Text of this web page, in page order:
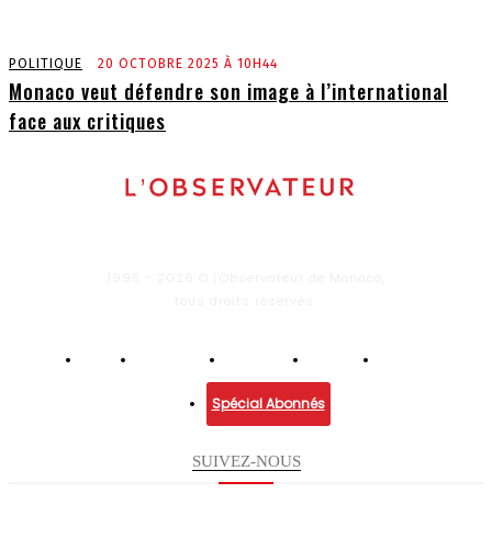
POLITIQUE 20 OCTOBRE 2025 À 10H44
Monaco veut défendre son image à l’international
face aux critiques
Spécial Abonnés
SUIVEZ-NOUS